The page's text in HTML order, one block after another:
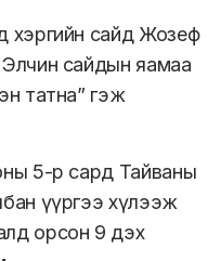
хэргийн сайд Жозеф
сайдын яамаа
татна” гэж
5-р сард Тайваны
үүргээ хүлээж
орсон 9 дэх